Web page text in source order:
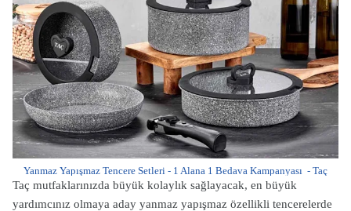
Yanmaz Yapışmaz Tencere Setleri - 1 Alana 1 Bedava Kampanyası - Taç
Taç mutfaklarınızda büyük kolaylık sağlayacak, en büyük
yardımcınız olmaya aday yanmaz yapışmaz özellikli tencerelerde